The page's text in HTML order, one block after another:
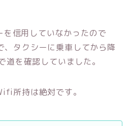
信用していなかったので
タクシーに乗車してから降
を確認していました。
所持は絶対です。